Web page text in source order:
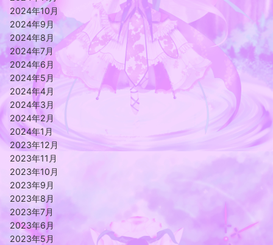
2024年10月
2024年9月
2024年8月
2024年7月
2024年6月
2024年5月
2024年4月
2024年3月
2024年2月
2024年1月
2023年12月
2023年11月
2023年10月
2023年9月
2023年8月
2023年7月
2023年6月
2023年5月